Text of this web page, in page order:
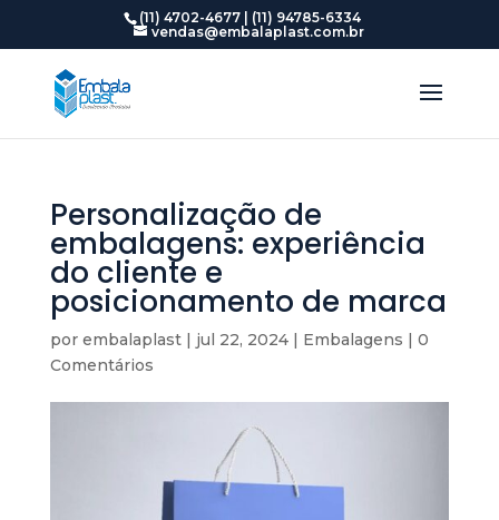
(11) 4702-4677 | (11) 94785-6334
vendas@embalaplast.com.br
Personalização de
embalagens: experiência
do cliente e
posicionamento de marca
por embalaplast| jul 22, 2024| Embalagens | 0
Comentários